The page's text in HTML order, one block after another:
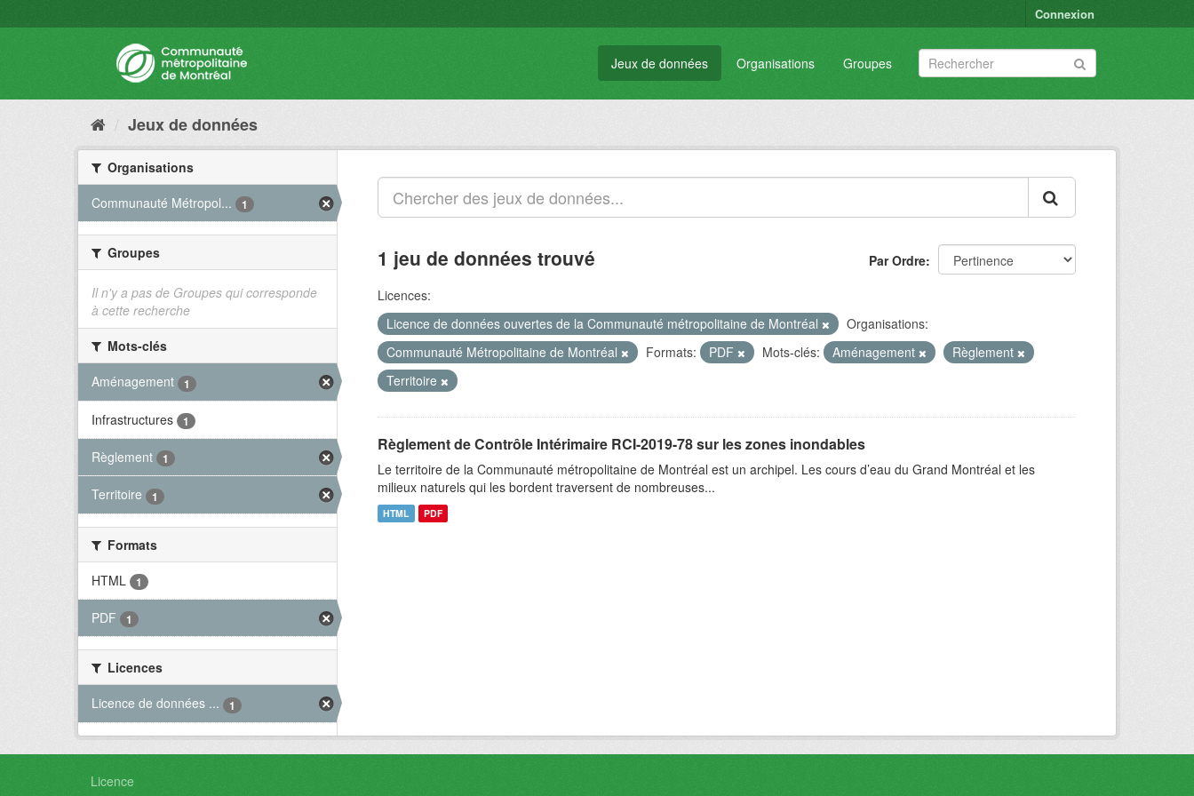
Connexion
Jeux de données Organisations Groupes
Jeux de données
Organisations
Communauté Métropol...
1
Groupes
Il n'y a pas de Groupes qui corresponde
à cette recherche
Mots-clés
Aménagement
1
Infrastructures 1
Règlement 1
Territoire 1
Formats
HTML
1
PDF 1
Licences
Licence de données ...
1
Par Ordre
1 jeu de données trouvé
Licences:
Licence de données ouvertes de la Communauté métropolitaine de Montréal
Organisations:
Communauté Métropolitaine de Montréal
Formats: PDF Mots-clés: Aménagement
Règlement
Territoire
Règlement de Contrôle Intérimaire RCI-2019-78 sur les zones inondables
Le territoire de la Communauté métropolitaine de Montréal est un archipel. Les cours d’eau du Grand Montréal et les
milieux naturels qui les bordent traversent de nombreuses...
HTML PDF
Licence